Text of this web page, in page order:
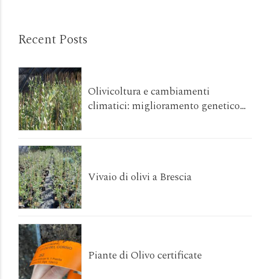
Recent Posts
Olivicoltura e cambiamenti
climatici: miglioramento genetico
Vivaio di olivi a Brescia
Piante di Olivo certificate